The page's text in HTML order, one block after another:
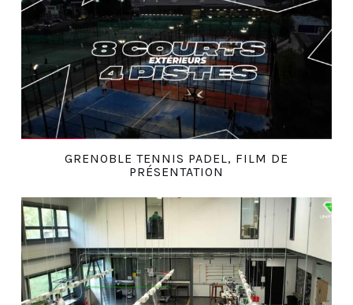
GRENOBLE TENNIS PADEL, FILM DE
PRÉSENTATION